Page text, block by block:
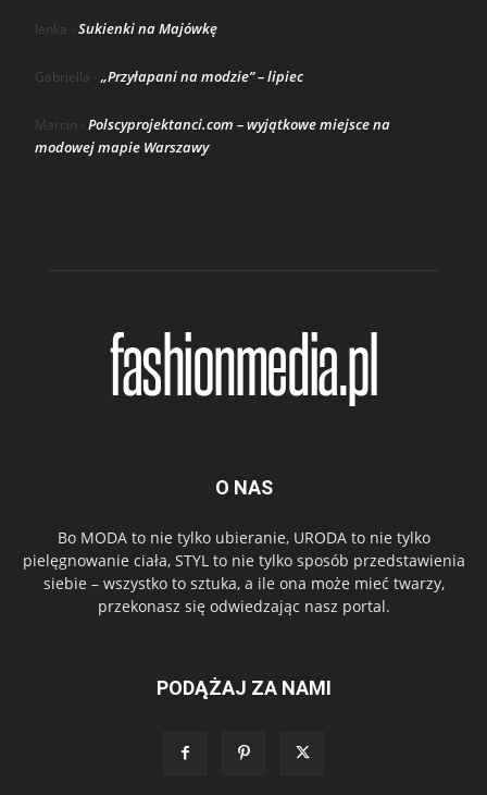
lenka - Sukienki na Majówkę
Gabriella - „Przyłapani na modzie” – lipiec
Marcin - Polscyprojektanci.com – wyjątkowe miejsce na
modowej mapie Warszawy
O NAS
Bo MODA to nie tylko ubieranie, URODA to nie tylko
pielęgnowanie ciała, STYL to nie tylko sposób przedstawienia
siebie – wszystko to sztuka, a ile ona może mieć twarzy,
przekonasz się odwiedzając nasz portal.
PODĄŻAJ ZA NAMI